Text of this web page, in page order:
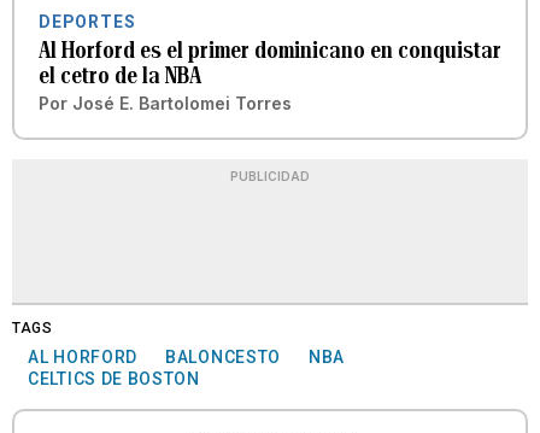
DEPORTES
Al Horford es el primer dominicano en conquistar
el cetro de la NBA
Por José E. Bartolomei Torres
PUBLICIDAD
TAGS
AL HORFORD BALONCESTO
NBA
CELTICS DE BOSTON